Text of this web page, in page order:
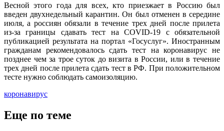
Весной этого года для всех, кто приезжает в Россию был
введен двухнедельный карантин. Он был отменен в середине
июля, а россиян обязали в течение трех дней после прилета
из-за границы сдавать тест на COVID-19 с обязательной
публикацией результата на портал «Госуслуг». Иностранным
гражданам рекомендовалось сдать тест на коронавирус не
позднее чем за трое суток до визита в России, или в течение
трех дней после прилета сдать тест в РФ. При положительном
тесте нужно соблюдать самоизоляцию.
коронавирус
Еще по теме